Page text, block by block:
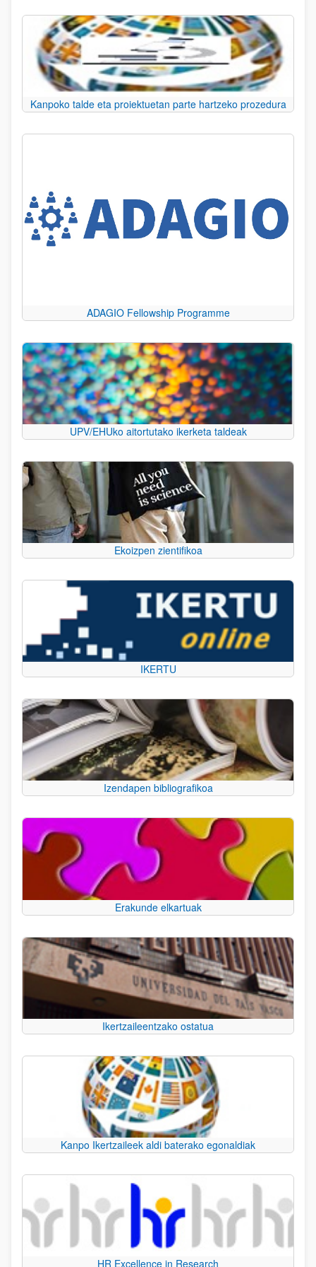
Kanpoko talde eta proiektuetan parte hartzeko prozedura
ADAGIO Fellowship Programme
UPV/EHUko aitortutako ikerketa taldeak
Ekoizpen zientifikoa
IKERTU
Izendapen bibliografikoa
Erakunde elkartuak
Ikertzaileentzako ostatua
Kanpo Ikertzaileek aldi baterako egonaldiak
HR Excellence in Research